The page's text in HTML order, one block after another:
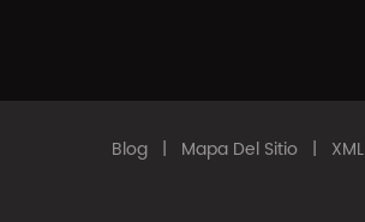
Blog | Mapa Del Sitio | XML